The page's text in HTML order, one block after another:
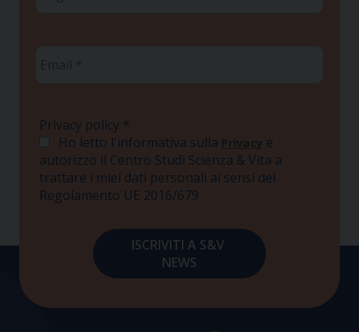
Privacy policy *
Ho letto l'informativa sulla Privacy e
autorizzo il Centro Studi Scienza & Vita a
trattare i miei dati personali ai sensi del
Regolamento UE 2016/679